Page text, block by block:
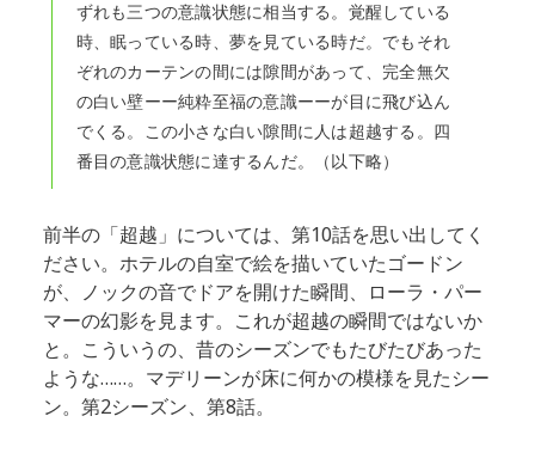
ずれも三つの意識状態に相当する。覚醒している
時、眠っている時、夢を見ている時だ。でもそれ
ぞれのカーテンの間には隙間があって、完全無欠
の白い壁ーー純粋至福の意識ーーが目に飛び込ん
でくる。この小さな白い隙間に人は超越する。四
番目の意識状態に達するんだ。（以下略）
前半の「超越」については、第10話を思い出してく
ださい。ホテルの自室で絵を描いていたゴードン
が、ノックの音でドアを開けた瞬間、ローラ・パー
マーの幻影を見ます。これが超越の瞬間ではないか
と。こういうの、昔のシーズンでもたびたびあった
ような……。マデリーンが床に何かの模様を見たシー
ン。第2シーズン、第8話。